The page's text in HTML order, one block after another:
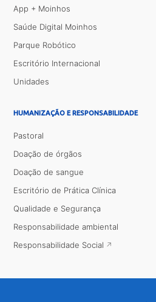
App + Moinhos
Saúde Digital Moinhos
Parque Robótico
Escritório Internacional
Unidades
HUMANIZAÇÃO E RESPONSABILIDADE
Pastoral
Doação de órgãos
Doação de sangue
Escritório de Prática Clínica
Qualidade e Segurança
Responsabilidade ambiental
Responsabilidade Social